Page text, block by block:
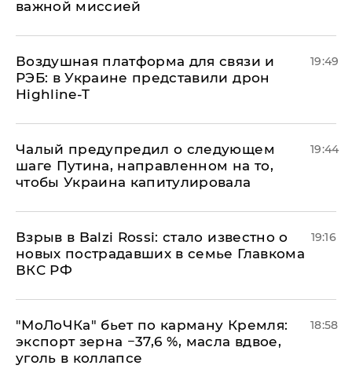
важной миссией
Воздушная платформа для связи и
РЭБ: в Украине представили дрон
Highline-T
19:49
Чалый предупредил о следующем
шаге Путина, направленном на то,
чтобы Украина капитулировала
19:44
Взрыв в Balzi Rossi: стало известно о
новых пострадавших в семье Главкома
ВКС РФ
19:16
​"МоЛоЧКа" бьет по карману Кремля:
экспорт зерна −37,6 %, масла вдвое,
уголь в коллапсе
18:58